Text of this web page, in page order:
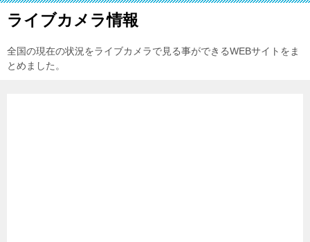
ライブカメラ情報
全国の現在の状況をライブカメラで見る事ができるWEBサイトをま
とめました。